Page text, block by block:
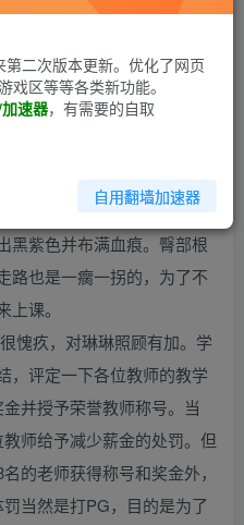
部，编了很长时间，希望
上学，肥大的屁股仍旧有触
黑紫色并布满血痕。臀部根
路也是一瘸一拐的，为了不
课。
愧疚，对琳琳照顾有加。学
，评定一下各位教师的教学
并授予荣誉教师称号。当
师给予减少薪金的处罚。但
的老师获得称号和奖金外，
当然是打PG，目的是为了
二次版本更新。优化了网页
戏区等等各类新功能。
速器，有需要的自取
自用翻墙加速器